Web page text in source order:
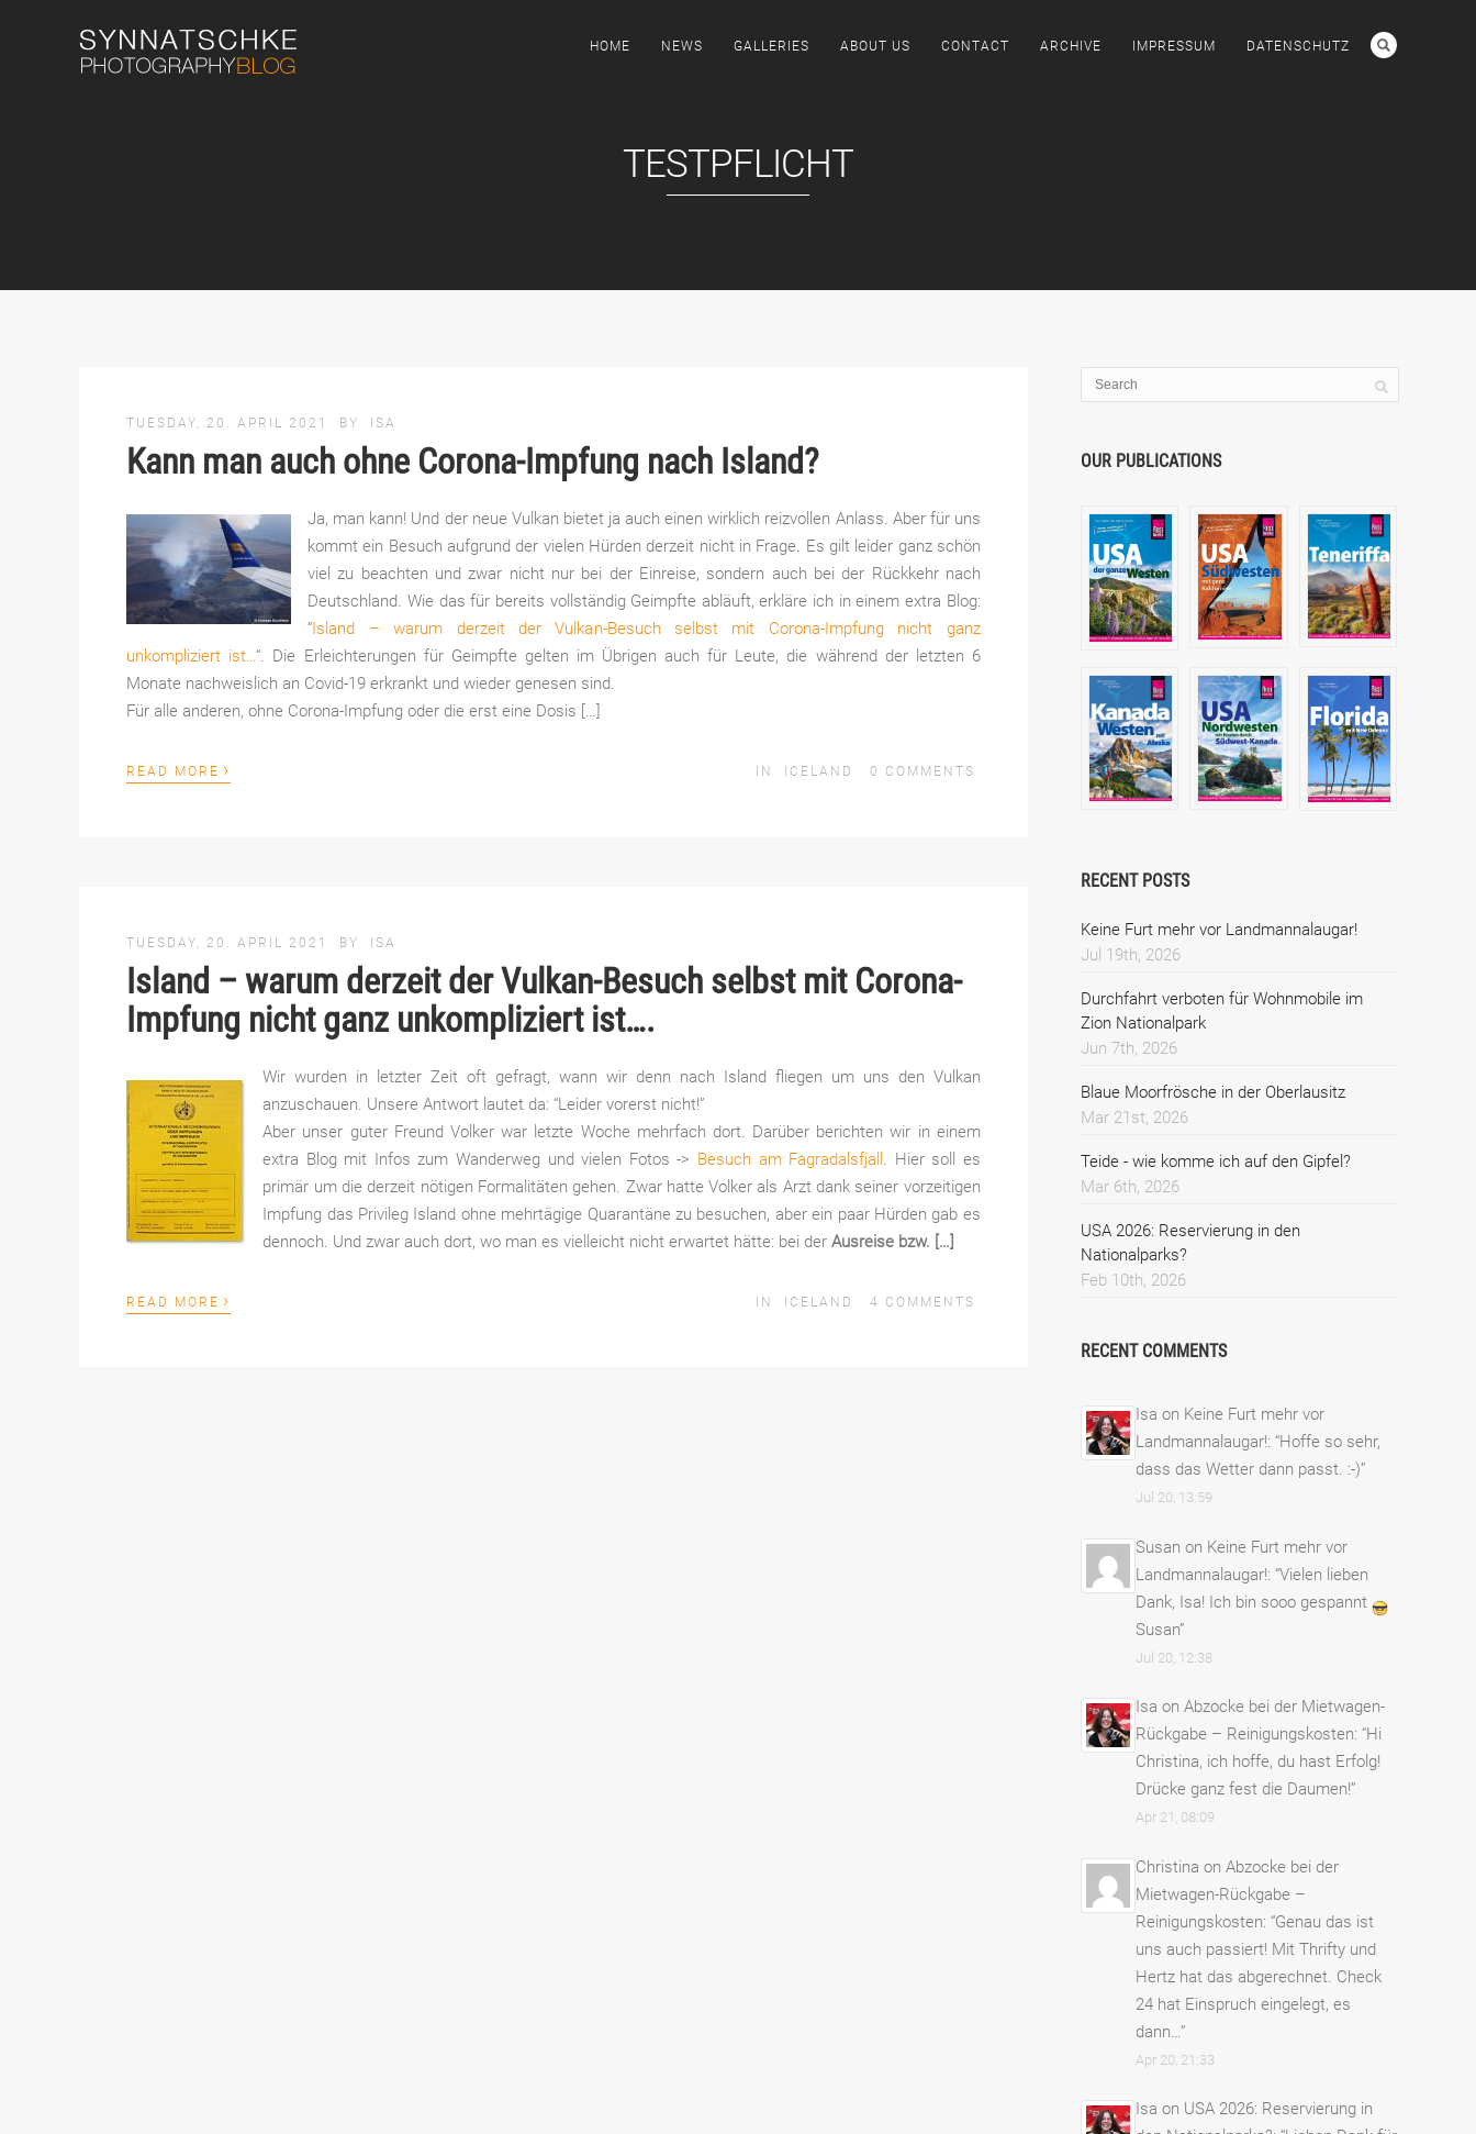
HOME NEWS GALLERIES ABOUT US CONTACT ARCHIVE IMPRESSUM DATENSCHUTZ
TESTPFLICHT
TUESDAY, 20. APRIL 2021 BY ISA
Kann man auch ohne Corona-Impfung nach Island?
Ja, man kann! Und der neue Vulkan bietet ja auch einen wirklich reizvollen Anlass. Aber für uns
kommt ein Besuch aufgrund der vielen Hürden derzeit nicht in Frage. Es gilt leider ganz schön
viel zu beachten und zwar nicht nur bei der Einreise, sondern auch bei der Rückkehr nach
Deutschland. Wie das für bereits vollständig Geimpfte abläuft, erkläre ich in einem extra Blog:
“ Island – warum derzeit der Vulkan-Besuch selbst mit Corona-Impfung nicht ganz
unkompliziert ist…“. Die Erleichterungen für Geimpfte gelten im Übrigen auch für Leute, die während der letzten 6
Monate nachweislich an Covid-19 erkrankt und wieder genesen sind.
Für alle anderen, ohne Corona-Impfung oder die erst eine Dosis […]
READ MORE › IN ICELAND 0 COMMENTS
TUESDAY, 20. APRIL 2021 BY ISA
Island – warum derzeit der Vulkan-Besuch selbst mit Corona-
Impfung nicht ganz unkompliziert ist….
Wir wurden in letzter Zeit oft gefragt, wann wir denn nach Island fliegen um uns den Vulkan
anzuschauen. Unsere Antwort lautet da: “Leider vorerst nicht!”
Aber unser guter Freund Volker war letzte Woche mehrfach dort. Darüber berichten wir in einem
extra Blog mit Infos zum Wanderweg und vielen Fotos -> Besuch am Fagradalsfjall . Hier soll es
primär um die derzeit nötigen Formalitäten gehen. Zwar hatte Volker als Arzt dank seiner vorzeitigen
Impfung das Privileg Island ohne mehrtägige Quarantäne zu besuchen, aber ein paar Hürden gab es
dennoch. Und zwar auch dort, wo man es vielleicht nicht erwartet hätte: bei derAusreise bzw. […]
READ MORE › IN ICELAND 4 COMMENTS
OUR PUBLICATIONS
RECENT POSTS
Keine Furt mehr vor Landmannalaugar!
Jul 19th, 2026
Durchfahrt verboten für Wohnmobile im
Zion Nationalpark
Jun 7th, 2026
Blaue Moorfrösche in der Oberlausitz
Mar 21st, 2026
Teide - wie komme ich auf den Gipfel?
Mar 6th, 2026
USA 2026: Reservierung in den
Nationalparks?
Feb 10th, 2026
RECENT COMMENTS
Isa on Keine Furt mehr vor
Landmannalaugar!: “Hoffe so sehr,
dass das Wetter dann passt. :-)”
Jul 20, 13:59
Susan on Keine Furt mehr vor
Landmannalaugar!: “Vielen lieben
Dank, Isa! Ich bin sooo gespannt
Susan”
Jul 20, 12:38
Isa on Abzocke bei der Mietwagen-
Rückgabe – Reinigungskosten: “Hi
Christina, ich hoffe, du hast Erfolg!
Drücke ganz fest die Daumen!”
Apr 21, 08:09
Christina on Abzocke bei der
Mietwagen-Rückgabe –
Reinigungskosten: “Genau das ist
uns auch passiert! Mit Thrifty und
Hertz hat das abgerechnet. Check
24 hat Einspruch eingelegt, es
dann… ”
Apr 20, 21:33
Isa on USA 2026: Reservierung in